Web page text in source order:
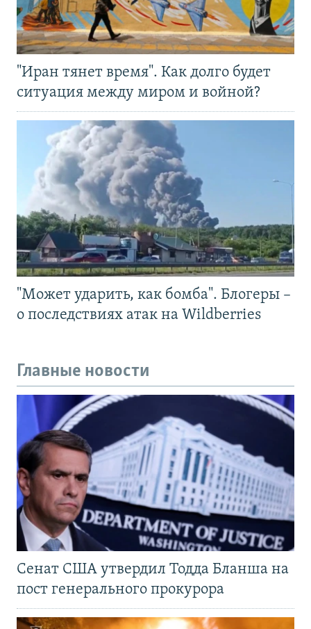
"Иран тянет время". Как долго будет
ситуация между миром и войной?
"Может ударить, как бомба". Блогеры –
о последствиях атак на Wildberries
Главные новости
Сенат США утвердил Тодда Бланша на
пост генерального прокурора